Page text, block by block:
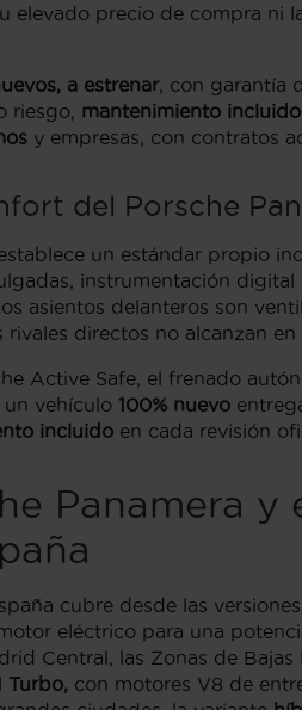
elevado precio de compra ni
a estrenar, con garantía
riesgo, mantenimiento incluido
y empresas, con contratos
del Porsche
un estándar propio
instrumentación
asientos delanteros son
directos no alcanzan
Active Safe, el frenado
un vehículo 100% nuevo
incluido en cada revisión
Panamera
cubre desde las
eléctrico para una
Central, las Zonas de
Turbo, con motores V8 de